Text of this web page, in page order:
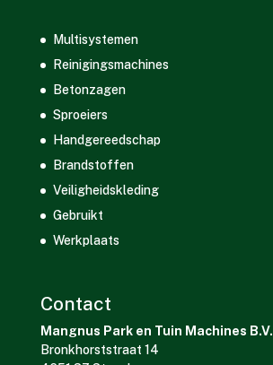
Multisystemen
Reinigingsmachines
Betonzagen
Sproeiers
Handgereedschap
Brandstoffen
Veiligheidskleding
Gebruikt
Werkplaats
Contact
Mangnus Park en Tuin Machines B.V.
Bronkhorststraat 14